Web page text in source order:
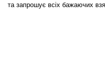
та запрошує всіх бажаючих